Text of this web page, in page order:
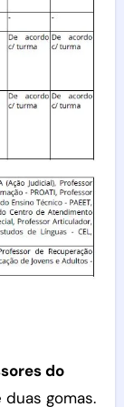
do
gomas.